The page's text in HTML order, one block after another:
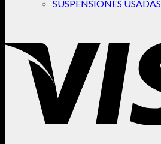
SUSPENSIONES USADAS